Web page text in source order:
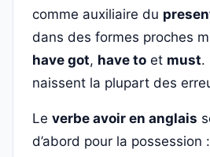
comme auxiliaire du
dans des formes proches
have got, have to et must.
naissent la plupart des
Le verbe avoir en anglais
d’abord pour la possession :